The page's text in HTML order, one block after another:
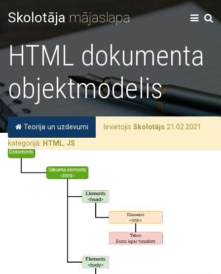
Skolotāja mājaslapa
HTML dokumenta
objektmodelis
Teorija un uzdevumi Ievietojis Skolotājs 21.02.2021
kategorijā: HTML, JS